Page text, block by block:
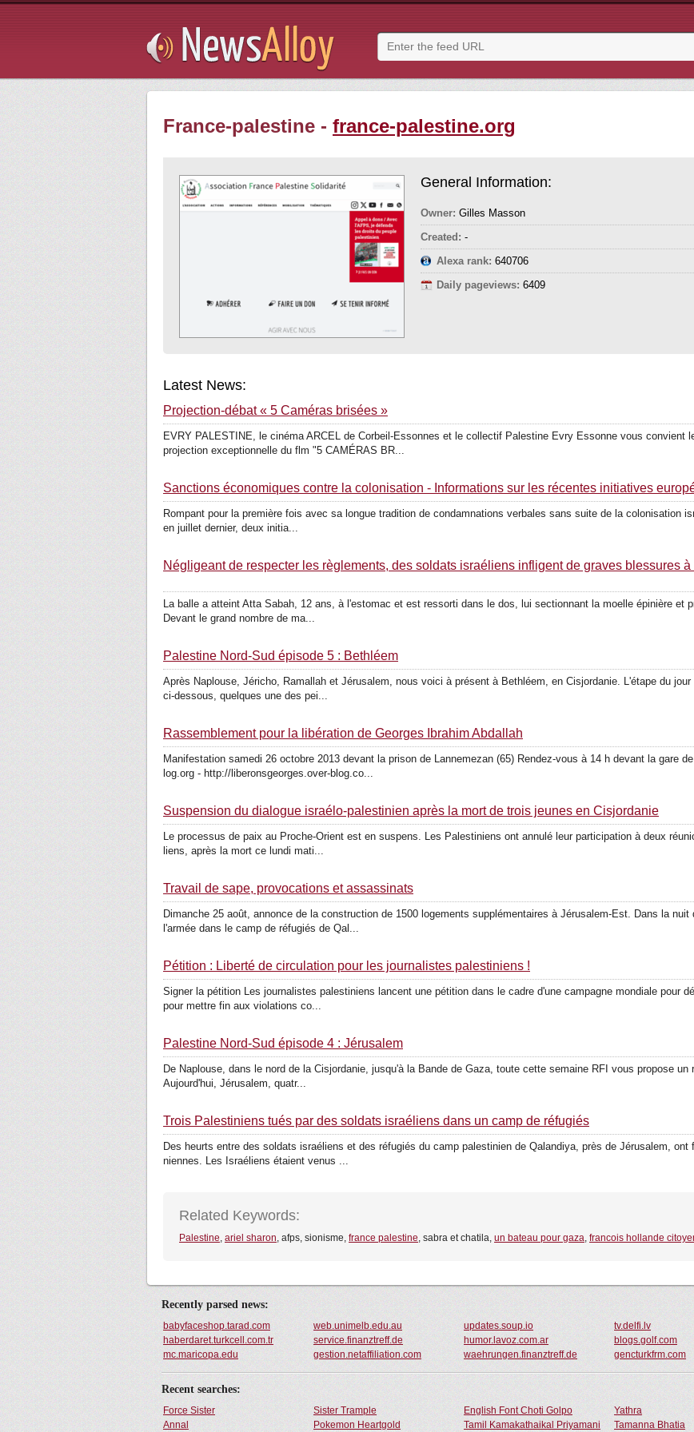
France-palestine - france-palestine.org
General Information:
Owner: Gilles Masson
Created: -
Alexa rank: 640706
Daily pageviews: 6409
Latest News:
Projection-​​débat « 5 Caméras brisées »
EVRY PALESTINE, le cinéma ARCEL de Corbeil-​​Essonnes et le col­lectif Palestine Evry Essonne vous convient
projection exceptionnelle du flm "5 CAMÉRAS BR...
Sanc­tions écono­miques contre la colo­ni­sation - Infor­ma­tions sur les récentes ini­tia­tives
Rompant pour la pre­mière fois avec sa longue tra­dition de condam­na­tions ver­bales sans suite de la colo­ni­sation
en juillet dernier, deux ini­tia­...
Négli­geant de res­pecter les règle­ments, des soldats israé­liens infligent de graves bles­sures
La balle a atteint Atta Sabah, 12 ans, à l'estomac et est res­sorti dans le dos, lui sec­tionnant la moelle épinière et
Devant le grand nombre de ma...
Palestine Nord-​​Sud épisode 5 : Bethléem
Après Naplouse, Jéricho, Ramallah et Jéru­salem, nous voici à présent à Bethléem, en Cisjordanie. L'étape du
ci-​​dessous, quelques une des pei...
Rassemblement pour la libération de Georges Ibrahim Abdallah
Manifestation samedi 26 octobre 2013 devant la prison de Lannemezan (65) Rendez-​​vous à 14 h devant la gare
log.org - http://liberonsgeorges.over-blog.co...
Sus­pension du dia­logue israélo-​​palestinien après la mort de trois jeunes en Cisjordanie
Le pro­cessus de paix au Proche-​​Orient est en suspens. Les Pales­ti­niens ont annulé leur par­ti­ci­pation à deux
liens, après la mort ce lundi mati...
Travail de sape, provocations et assassinats
Dimanche 25 août, annonce de la construction de 1500 loge­ments sup­plé­men­taires à Jérusalem-​​Est. Dans la
l'armée dans le camp de réfugiés de Qal...
Pétition : Liberté de circulation pour les journalistes palestiniens !
Signer la pétition Les jour­na­listes pales­ti­niens lancent une pétition dans le cadre d'une cam­pagne mon­diale pour
pour mettre fin aux vio­la­tions co...
Palestine Nord-​​Sud épisode 4 : Jérusalem
De Naplouse, dans le nord de la Cis­jor­danie, jusqu'à la Bande de Gaza, toute cette semaine RFI vous propose
Aujourd'hui, Jéru­salem, qua­tr...
Trois Palestiniens tués par des soldats israéliens dans un camp de réfugiés
Des heurts entre des soldats israé­liens et des réfugiés du camp pales­tinien de Qalandiya, près de Jéru­salem,
niennes. Les Israé­liens étaient venus ...
Related Keywords:
Palestine, ariel sharon, afps, sionisme, france palestine, sabra et chatila, un bateau pour gaza, francois hollande
Recently parsed news:
babyfaceshop.tarad.com web.unimelb.edu.au updates.soup.io tv.delfi.lv
haberdaret.turkcell.com.tr
service.finanztreff.de humor.lavoz.com.ar blogs.golf.com
mc.maricopa.edu
gestion.netaffiliation.com waehrungen.finanztreff.de gencturkfrm.com
Recent searches:
Force Sister Sister Trample English Font Choti Golpo Yathra
Annal
Pokemon Heartgold Tamil Kamakathaikal Priyamani Tamanna Bhatia